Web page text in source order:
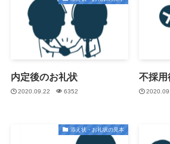
内定後のお礼状
2020.09.22 6352
不採用
添え状・お礼状の見本